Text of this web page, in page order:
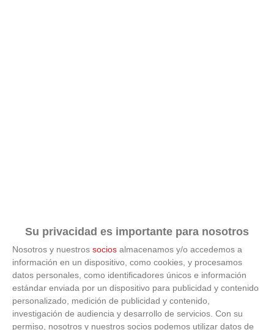
Su privacidad es importante para nosotros
Nosotros y nuestros socios almacenamos y/o accedemos a
información en un dispositivo, como cookies, y procesamos
datos personales, como identificadores únicos e información
estándar enviada por un dispositivo para publicidad y contenido
personalizado, medición de publicidad y contenido,
investigación de audiencia y desarrollo de servicios. Con su
permiso, nosotros y nuestros socios podemos utilizar datos de